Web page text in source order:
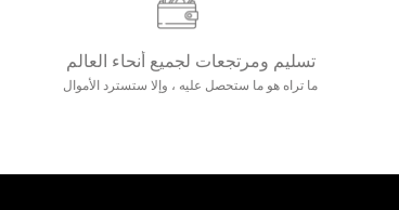
تسليم ومرتجعات لجميع أنحاء العالم
ما تراه هو ما ستحصل عليه ، وإلا ستسترد الأموال